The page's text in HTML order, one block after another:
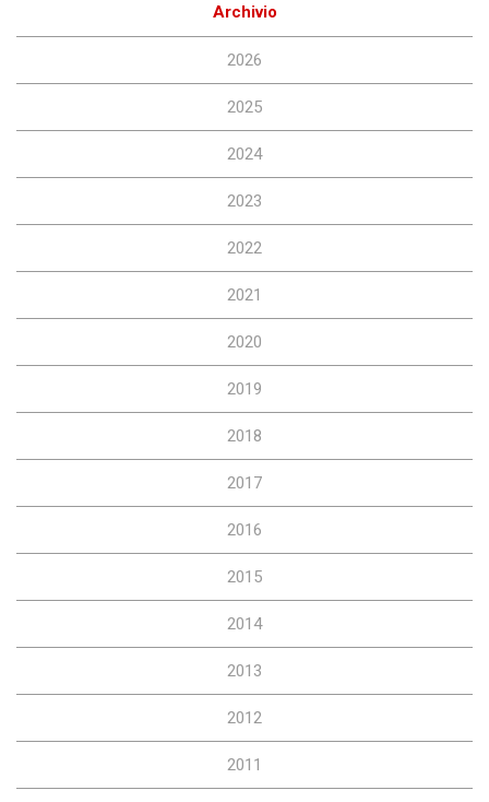
Archivio
2026
2025
2024
2023
2022
2021
2020
2019
2018
2017
2016
2015
2014
2013
2012
2011